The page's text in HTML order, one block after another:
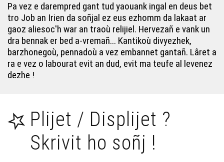
Jean Ollivro : poent bezañ soñj deus ar mor er vro
20 vloaz : gant petra hunvreal hiziv hag evit 2030 ?
An oferenn gant Job an Irien
Da 20 vloaz, petra ’dalv “labourat” ?
Pa vez e darempred gant tud yaouank ingal en deus bet
tro Job an Irien da soñjal ez eus ezhomm da lakaat ar
gaoz aliesoc'h war an traoù relijiel. Hervezañ e vank un
dra bennak er bed a-vremañ... Kantikoù divyezhek,
barzhonegoù, pennadoù a vez embannet gantañ. Lâret a
ra e vez o labourat evit an dud, evit ma teufe al levenez
dezhe !
Plijet / Displijet ?
Skrivit ho soñj !